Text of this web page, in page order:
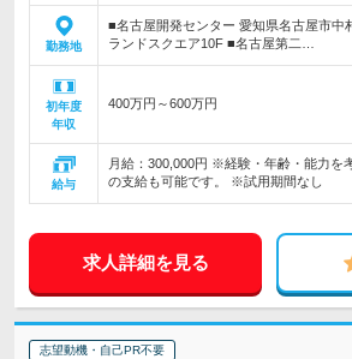
勤務地
■名古屋開発センター 愛知県名古屋市中
ランドスクエア10F ■名古屋第二…
初年度
年収
400万円～600万円
給与
月給：300,000円 ※経験・年齢・能力を
の支給も可能です。 ※試用期間なし
求人詳細を見る
志望動機・自己PR不要